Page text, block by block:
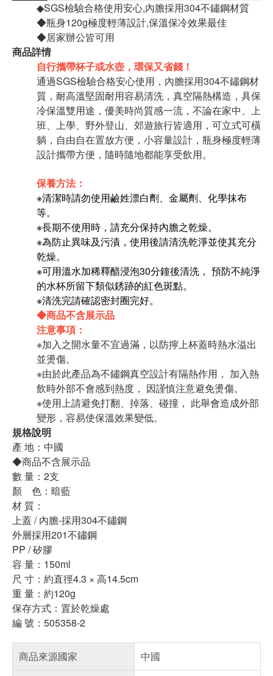
◆SGS檢驗合格使用安心,內膽採用304不鏽鋼材質
◆瓶身120g極度輕薄設計,保溫保冷效果最佳
◆居家辦公皆可用
商品詳情
自行攜帶杯子或水壺，環保又省錢！
通過SGS檢驗合格安心使用，內膽採用304不鏽鋼材
質，耐高溫堅固耐用容易清洗，真空隔熱構造，具保
冷保溫雙用途，優美時尚質感一流，不論在家中、上
班、上學、野外登山、郊遊旅行皆適用，可立式可橫
躺，自由自在置放方便，小容量設計，瓶身極度輕薄
設計攜帶方便，隨時隨地都能享受飲用。
保養方法：
※清潔時請勿使用鹼姓漂白劑、金屬劑、化學抹布
等。
※長期不使用時，請充分保持內膽之乾燥。
※為防止異味及污漬，使用後請清洗乾淨並使其充分
乾燥。
※可用溫水加稀釋醋浸泡30分鐘後清洗， 預防不純淨
的水杯所留下類似銹跡的紅色斑點。
※清洗完請確認密封圈完好。
◆商品不含展示品
注意事項：
※加入之開水量不宜過滿，以防擰上杯蓋時熱水溢出
並燙傷。
※由於此產品為不鏽鋼真空設計有隔熱作用， 加入熱
飲時外部不會感到熱度， 因謹慎注意避免燙傷。
※使用上請避免打翻、掉落、碰撞， 此舉會造成外部
變形，容易使保溫效果變低。
規格說明
產 地：中國
◆商品不含展示品
數 量：2支
顏 色：暗藍
材 質：
上蓋 / 內膽-採用304不鏽鋼
外層採用201不鏽鋼
PP / 矽膠
容 量：150ml
尺 寸：約直徑4.3 × 高14.5cm
重 量：約120g
保存方式：置於乾燥處
編 號：505358-2
商品來源國家
中國